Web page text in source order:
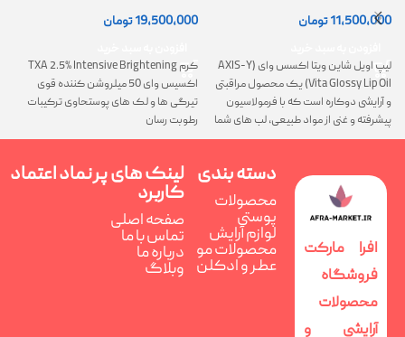
11,500,000تومان
لیپ اویل شاین ویتا اکسس وای (AXIS-Y
Vita Glossy Lip Oil) یک محصول مراقبتی
و آرایشی دوکاره است که با فرمولاسیون
پیشرفته و غنی از مواد طبیعی، لب های شما
را همزمان ترمیم، تغذیه و فوق العاده
19,500,000تومان
کرم TXA 2.5% Intensive Brightening
اکسیس وای 50 میلروشن کننده قوی
تیرگی ها و لک های پوستحاوی ترکیبات
رطوبت رسان
افرا مارکت
فروشگاه
محصولات
آرایشی و
دسته بندی
محصولات
پوستی
لوازم آرایش
محصولات مو
عطر و ادکلن
لینک های پر
کاربرد
صفحه اصلی
تماس با ما
درباره ما
وبلاگ
نماد اعتماد